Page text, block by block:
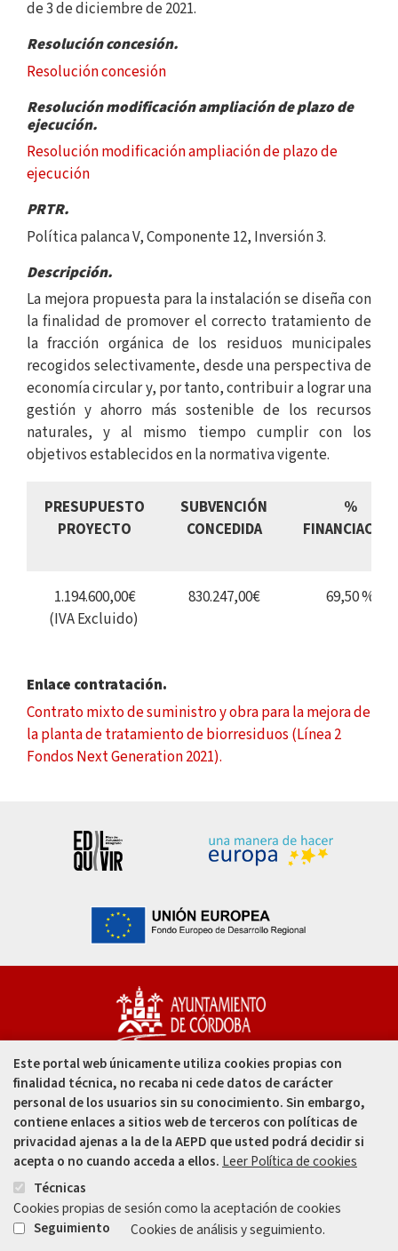
de 3 de diciembre de 2021.
Resolución concesión.
Resolución concesión
Resolución modificación ampliación de plazo de
ejecución.
Resolución modificación ampliación de plazo de
ejecución
PRTR.
Política palanca V, Componente 12, Inversión 3.
Descripción.
La mejora propuesta para la instalación se diseña con
la finalidad de promover el correcto tratamiento de
la fracción orgánica de los residuos municipales
recogidos selectivamente, desde una perspectiva de
economía circular y, por tanto, contribuir a lograr una
gestión y ahorro más sostenible de los recursos
naturales, y al mismo tiempo cumplir con los
objetivos establecidos en la normativa vigente.
PRESUPUESTO
PROYECTO
SUBVENCIÓN
CONCEDIDA
%
FINANCIACIÓN
1.194.600,00€
(IVA Excluido)
830.247,00€ 69,50 %
Enlace contratación.
Contrato mixto de suministro y obra para la mejora de
la planta de tratamiento de biorresiduos (Línea 2
Fondos Next Generation 2021).
Capitulares, 1. 14002
Córdoba - España
957 49 99 00
957 47 80 50
EnlaceEnlace
Este portal web únicamente utiliza cookies propias con
finalidad técnica, no recaba ni cede datos de carácter
personal de los usuarios sin su conocimiento. Sin embargo,
contiene enlaces a sitios web de terceros con políticas de
privacidad ajenas a la de la AEPD que usted podrá decidir si
acepta o no cuando acceda a ellos. Leer Política de cookies
Técnicas
Cookies propias de sesión como la aceptación de cookies
Seguimiento
Cookies de análisis y seguimiento.